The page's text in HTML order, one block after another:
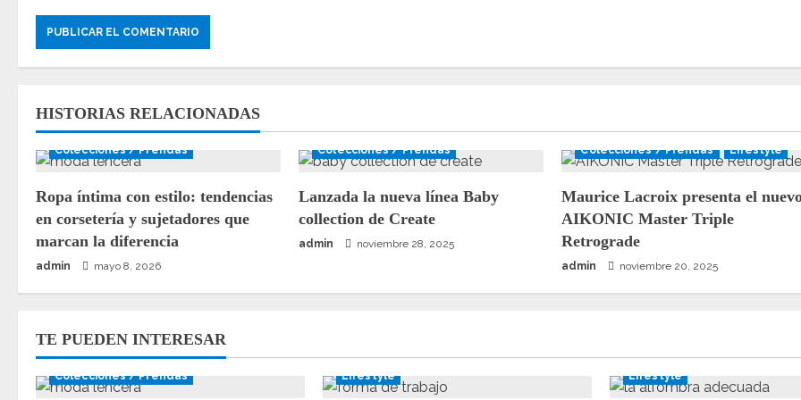
a
s
HISTORIAS RELACIONADAS
Colecciones / Prendas
Ropa íntima con estilo: tendencias
en corsetería y sujetadores que
marcan la diferencia
admin mayo 8, 2026
Colecciones / Prendas
Lanzada la nueva línea Baby
collection de Create
admin noviembre 28, 2025
Colecciones / Prendas Lifestyle
Maurice Lacroix presenta el
AIKONIC Master Triple
Retrograde
admin noviembre 20, 2025
TE PUEDEN INTERESAR
Colecciones / Prendas Lifestyle Lifestyle